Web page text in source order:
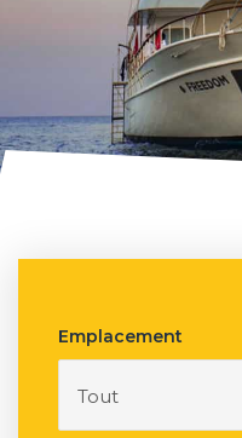
Emplacement
Tout